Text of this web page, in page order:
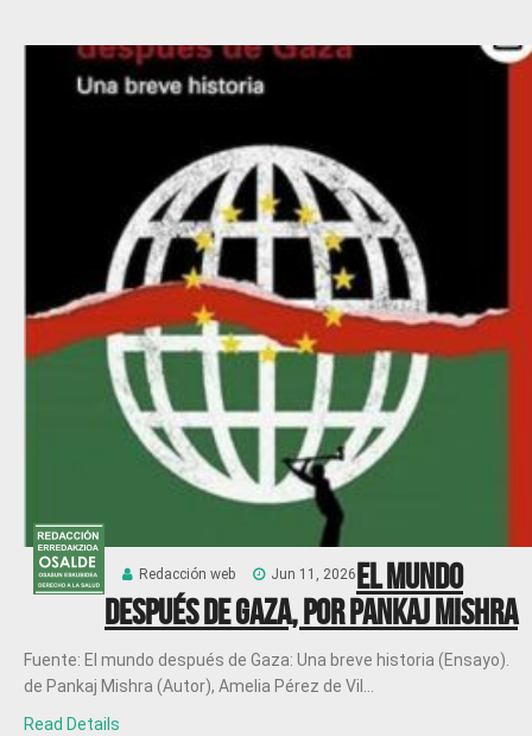
Redacción web Jun 11, 2026 El mundo
después de Gaza, por Pankaj Mishra
Fuente: El mundo después de Gaza: Una breve historia (Ensayo).
de Pankaj Mishra (Autor), Amelia Pérez de Vil...
Read Details